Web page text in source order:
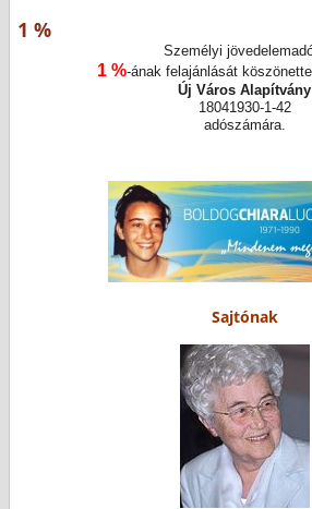
1 %
Személyi
1 %-ának felajánlását
Új Város Alapítvány
18041930-1-42
adószámára.
Sajtónak